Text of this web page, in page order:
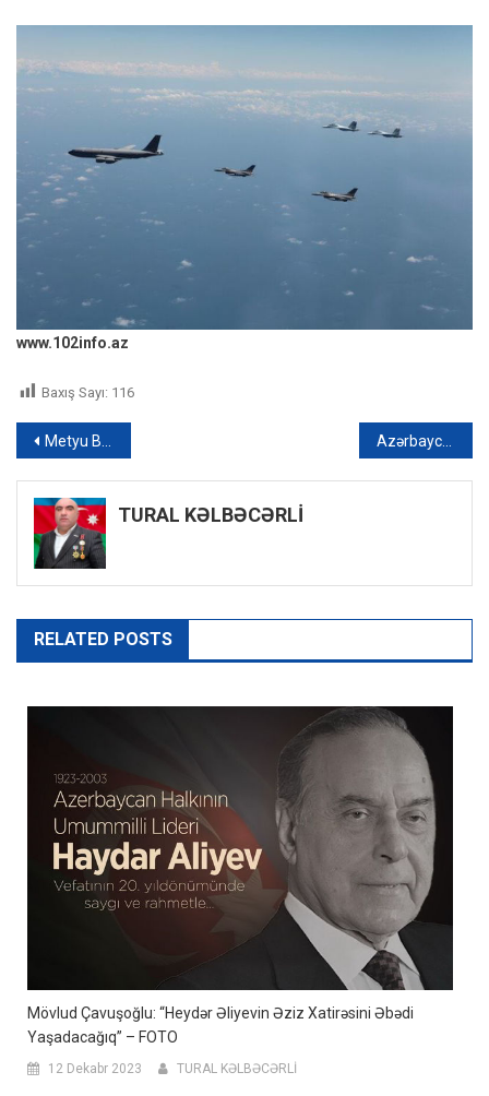
www.102info.az
Baxış Sayı: 116
Yazı
naviqasiyası
Metyu Brayza Novruz bayramını qeyd etdi – FOTO Azərbaycanlı idmançıya AĞIR CƏZA: Olimpiya medalı əlindən alındı
TURAL KƏLBƏCƏRLİ
RELATED POSTS
Mövlud Çavuşoğlu: “Heydər Əliyevin Əziz Xatirəsini Əbədi
Yaşadacağıq” – FOTO
12 Dekabr 2023 TURAL KƏLBƏCƏRLİ